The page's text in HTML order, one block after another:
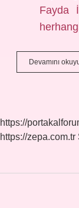
Fayda
Devamını
https://
https://zepa.com.tr